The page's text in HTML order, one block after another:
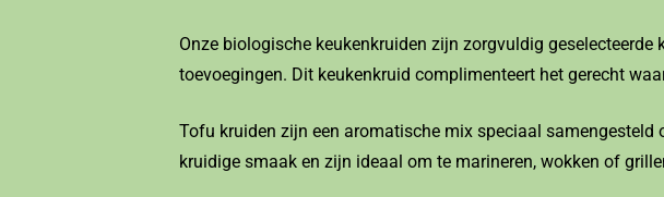
Onze biologische keukenkruiden zijn zorgvuldig
toevoegingen. Dit keukenkruid complimenteert het gerecht
Tofu kruiden zijn een aromatische mix speciaal
kruidige smaak en zijn ideaal om te marineren, wokken of